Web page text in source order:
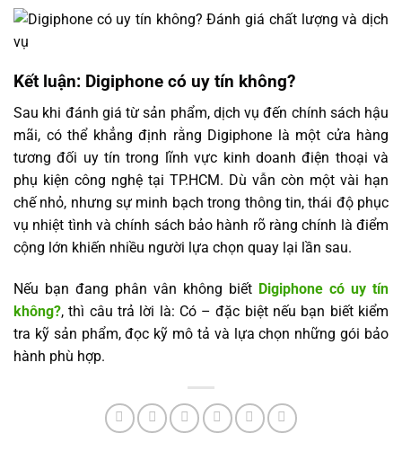
Kết luận: Digiphone có uy tín không?
Sau khi đánh giá từ sản phẩm, dịch vụ đến chính sách hậu
mãi, có thể khẳng định rằng Digiphone là một cửa hàng
tương đối uy tín trong lĩnh vực kinh doanh điện thoại và
phụ kiện công nghệ tại TP.HCM. Dù vẫn còn một vài hạn
chế nhỏ, nhưng sự minh bạch trong thông tin, thái độ phục
vụ nhiệt tình và chính sách bảo hành rõ ràng chính là điểm
cộng lớn khiến nhiều người lựa chọn quay lại lần sau.
Nếu bạn đang phân vân không biết Digiphone có uy tín
không?, thì câu trả lời là: Có – đặc biệt nếu bạn biết kiểm
tra kỹ sản phẩm, đọc kỹ mô tả và lựa chọn những gói bảo
hành phù hợp.